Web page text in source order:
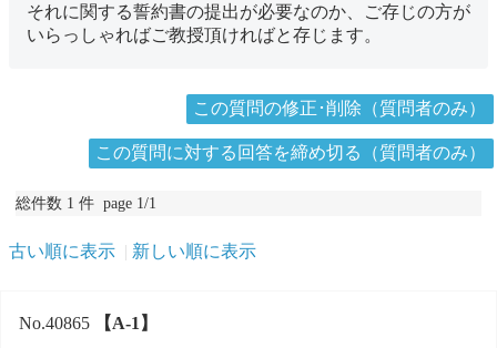
それに関する誓約書の提出が必要なのか、ご存じの方が
いらっしゃればご教授頂ければと存じます。
この質問の修正･削除（質問者のみ）
この質問に対する回答を締め切る（質問者のみ）
総件数 1 件 page 1/1
古い順に表示 新しい順に表示
No.40865 【A-1】